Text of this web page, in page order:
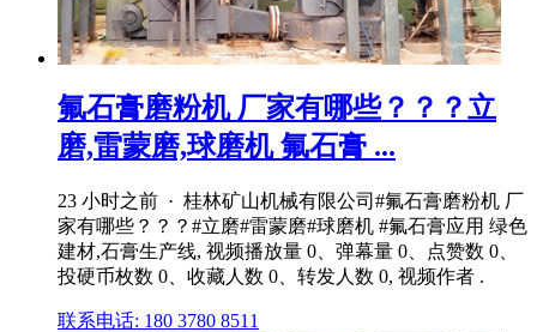
氟石膏磨粉机 厂家有哪些？？？立
磨,雷蒙磨,球磨机 氟石膏 ...
23 小时之前 · 桂林矿山机械有限公司#氟石膏磨粉机 厂
家有哪些？？？#立磨#雷蒙磨#球磨机 #氟石膏应用 绿色
建材,石膏生产线, 视频播放量 0、弹幕量 0、点赞数 0、
投硬币枚数 0、收藏人数 0、转发人数 0, 视频作者 .
联系电话: 180 3780 8511